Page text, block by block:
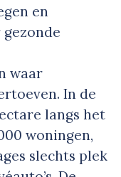
en
waar
In de
langs het
woningen,
slechts plek